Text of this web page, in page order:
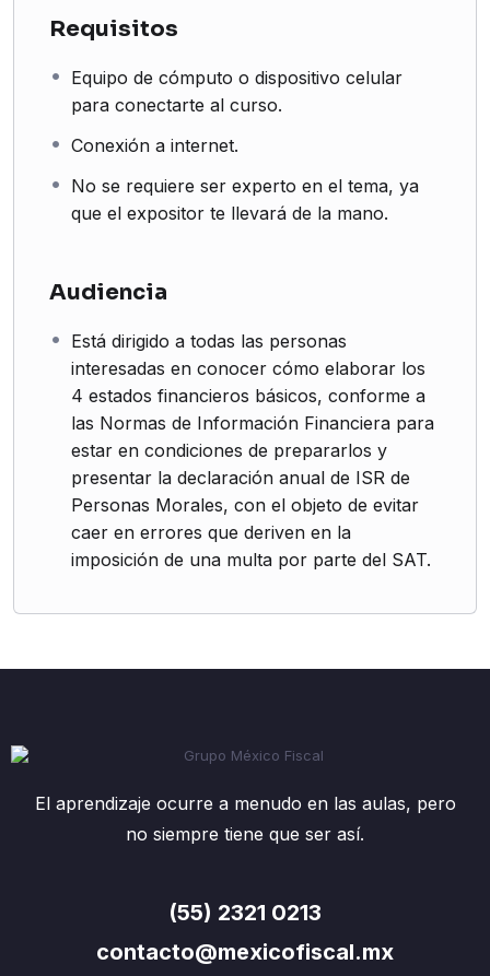
Requisitos
Equipo de cómputo o dispositivo celular
para conectarte al curso.
Conexión a internet.
No se requiere ser experto en el tema, ya
que el expositor te llevará de la mano.
Audiencia
Está dirigido a todas las personas
interesadas en conocer cómo elaborar los
4 estados financieros básicos, conforme a
las Normas de Información Financiera para
estar en condiciones de prepararlos y
presentar la declaración anual de ISR de
Personas Morales, con el objeto de evitar
caer en errores que deriven en la
imposición de una multa por parte del SAT.
El aprendizaje ocurre a menudo en las aulas, pero
no siempre tiene que ser así.
(55) 2321 0213
contacto@mexicofiscal.mx